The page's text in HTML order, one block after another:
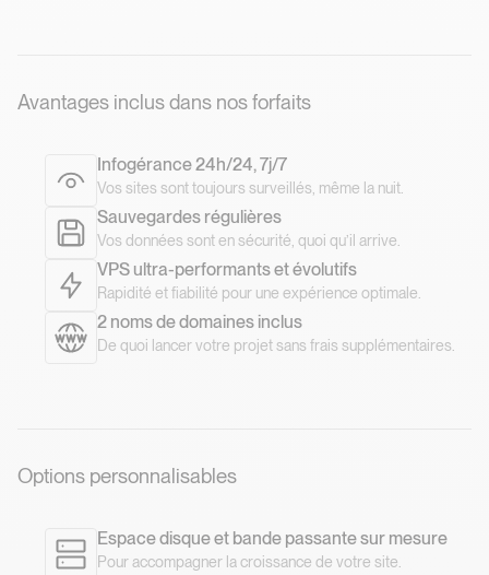
Avantages inclus dans nos forfaits
Infogérance 24h/24, 7j/7
Vos sites sont toujours surveillés, même la nuit.
Sauvegardes régulières
Vos données sont en sécurité, quoi qu’il arrive.
VPS ultra-performants et évolutifs
Rapidité et fiabilité pour une expérience optimale.
2 noms de domaines inclus
De quoi lancer votre projet sans frais supplémentaires.
Options personnalisables
Espace disque et bande passante sur mesure
Pour accompagner la croissance de votre site.